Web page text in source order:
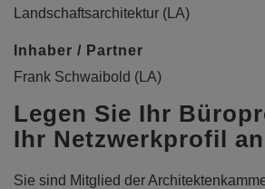
Landschaftsarchitektur (LA)
Inhaber / Partner
Frank Schwaibold (LA)
Legen Sie Ihr
Ihr Netzwerkprofil
Sie sind Mitglied der